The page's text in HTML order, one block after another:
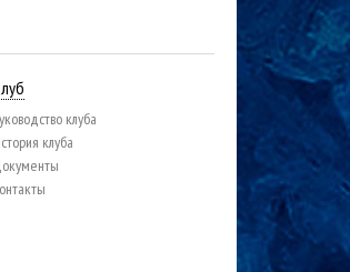
клуба
клуба